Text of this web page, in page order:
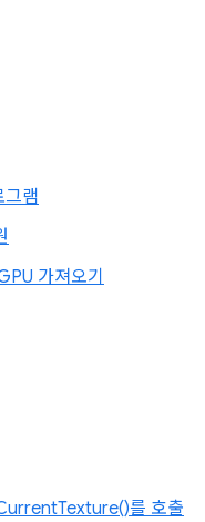
램
가져오기
를 호출